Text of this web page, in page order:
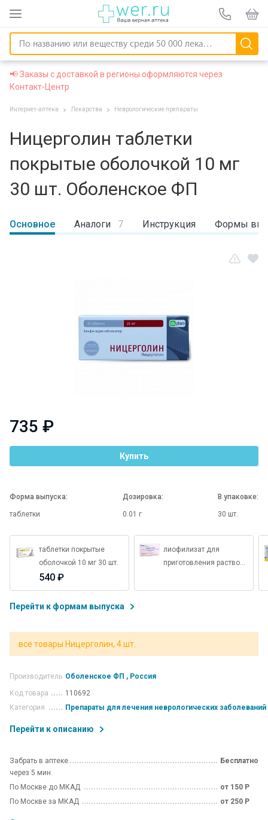
📢 Заказы с доставкой в регионы оформляются через
Контакт-Центр
Интернет-аптека Лекарства Неврологические препараты
Ницерголин таблетки
покрытые оболочкой 10 мг
30 шт. Оболенское ФП
Основное Аналоги 7 Инструкция Формы
735 ₽
Купить
Форма выпуска:
таблетки
Дозировка:
0.01 г
В упаковке:
30 шт.
таблетки покрытые
оболочкой 10 мг 30 шт.
540 ₽
лиофилизат для
приготовления раствора
ампулы 5 шт. Микроген
Перейти к формам выпуска
все товары Ницерголин, 4 шт.
Производитель Оболенское ФП , Россия
Код товара
110692
Категория
Препараты для лечения неврологических заболеваний
Перейти к описанию
Забрать в аптеке
через 5 мин.
Бесплатно
По Москве до МКАД
от 150 Р
По Москве за МКАД
от 250 Р